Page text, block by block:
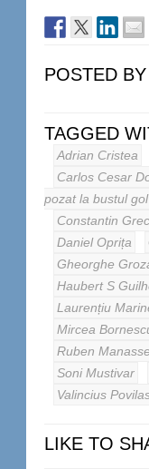
POSTED BY
TAGGED
Adrian Cristea
Carlos Cesar
pozat la bustul gol
Constantin
Daniel Oprița
Gheorghe
Haubert S
Laurențiu
Mircea
Ruben
Soni Mustivar
Valincius
LIKE TO